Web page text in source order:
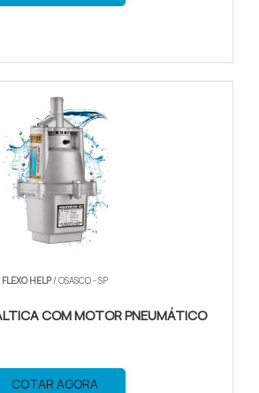
FLEXO HELP/ OSASCO - SP
COM MOTOR PNEUMÁTICO
COTAR AGORA